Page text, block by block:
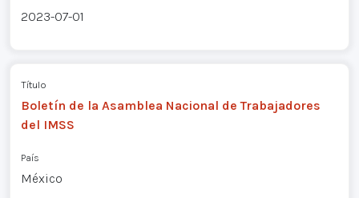
2023-07-01
Título
Boletín de la Asamblea Nacional de Trabajadores
del IMSS
País
México